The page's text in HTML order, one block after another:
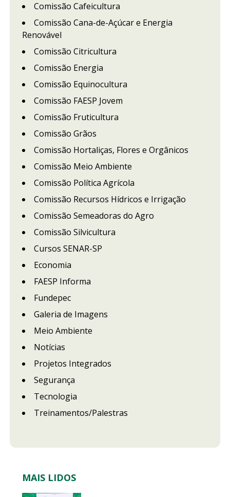
Comissão Cafeicultura
Comissão Cana-de-Açúcar e Energia
Renovável
Comissão Citricultura
Comissão Energia
Comissão Equinocultura
Comissão FAESP Jovem
Comissão Fruticultura
Comissão Grãos
Comissão Hortaliças, Flores e Orgânicos
Comissão Meio Ambiente
Comissão Política Agrícola
Comissão Recursos Hídricos e Irrigação
Comissão Semeadoras do Agro
Comissão Silvicultura
Cursos SENAR-SP
Economia
FAESP Informa
Fundepec
Galeria de Imagens
Meio Ambiente
Notícias
Projetos Integrados
Segurança
Tecnologia
Treinamentos/Palestras
MAIS LIDOS